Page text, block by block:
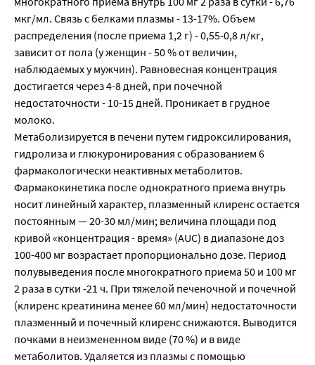
мкг/мл. Связь с белками плазмы - 13-17%. Объем
распределения (после приема 1,2 г) - 0,55-0,8 л/кг,
зависит от пола (у женщин - 50 % от величин,
наблюдаемых у мужчин). Равновесная концентрация
достигается через 4-8 дней, при почечной
недостаточности - 10-15 дней. Проникает в грудное
молоко.
Метаболизируется в печени путем гидроксилирования,
гидролиза и глюкуронирования с образованием 6
фармакологически неактивных метаболитов.
Фармакокинетика после однократного приема внутрь
носит линейный характер, плазменный клиренс остается
постоянным — 20-30 мл/мин; величина площади под
кривой «концентрация - время» (AUC) в диапазоне доз
100-400 мг возрастает пропорционально дозе. Период
полувыведения после многократного приема 50 и 100 мг
2 раза в сутки -21 ч. При тяжелой печеночной и почечной
(клиренс креатинина менее 60 мл/мин) недостаточности
плазменный и почечный клиренс снижаются. Выводится
почками в неизмененном виде (70 %) и в виде
метаболитов. Удаляется из плазмы с помощью